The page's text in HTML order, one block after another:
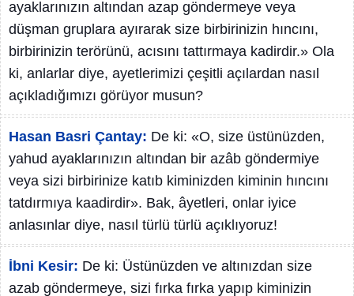
ayaklarınızın altından azap göndermeye veya
düşman gruplara ayırarak size birbirinizin hıncını,
birbirinizin terörünü, acısını tattırmaya kadirdir.» Ola
ki, anlarlar diye, ayetlerimizi çeşitli açılardan nasıl
açıkladığımızı görüyor musun?
Hasan Basri Çantay: De ki: «O, size üstünüzden,
yahud ayaklarınızın altından bir azâb göndermiye
veya sizi birbirinize katıb kiminizden kiminin hıncını
tatdırmıya kaadirdir». Bak, âyetleri, onlar iyice
anlasınlar diye, nasıl türlü türlü açıklıyoruz!
İbni Kesir: De ki: Üstünüzden ve altınızdan size
azab göndermeye, sizi fırka fırka yapıp kiminizin